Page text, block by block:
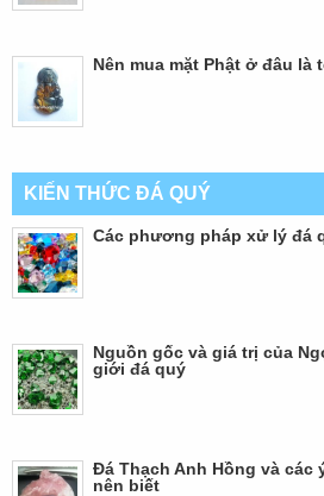
Nên mua mặt Phật ở đâu là
KIẾN THỨC ĐÁ QUÝ
Các phương pháp xử lý đá
Nguồn gốc và giá trị của
giới đá quý
Đá Thạch Anh Hồng và các
nên biết